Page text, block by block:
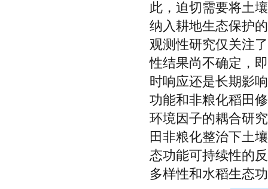
此，迫切需要将土
纳入耕地生态保护
观测性研究仅关注
性结果尚不确定，
时响应还是长期影
功能和非粮化稻田
环境因子的耦合研
田非粮化整治下土
态功能可持续性的
多样性和水稻生态